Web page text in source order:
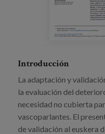
Introducción
La adaptación y
la evaluación del
necesidad no cubierta
vascoparlantes. El
de validación al euskera